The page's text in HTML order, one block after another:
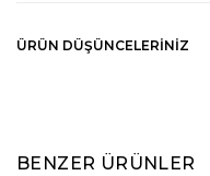
ÜRÜN DÜŞÜNCELERINIZ
BENZER ÜRÜNLER